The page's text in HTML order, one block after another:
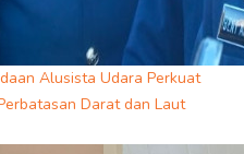
Alusista Udara Perkuat
Darat dan Laut